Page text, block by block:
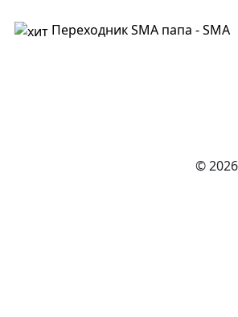
Переходник SMA папа - SMA
© 2026